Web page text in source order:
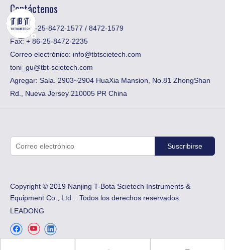
Contáctenos
Tel: +86-25-8472-1577 / 8472-1579
Fax:​+ 86-25-8472-2235
Correo electrónico: info@tbtscietech.com
toni_gu@tbt-scietech.com
Agregar: Sala. 2903~2904 HuaXia Mansion, No.81 ZhongShan
Rd., Nueva Jersey 210005 PR China
Suscribirse
Copyright © 2019 Nanjing T-Bota Scietech Instruments &
Equipment Co., Ltd .. Todos los derechos reservados.
LEADONG